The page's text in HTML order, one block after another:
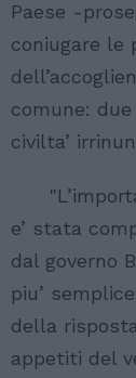
Paese -
coniugare le
comune:
civilta’
e’ stata
dal governo
piu’
della
appetiti del